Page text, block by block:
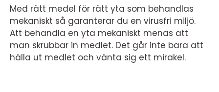
Med rätt medel för rätt yta som behandlas
mekaniskt så garanterar du en virusfri miljö.
Att behandla en yta mekaniskt menas att
man skrubbar in medlet. Det går inte bara att
hälla ut medlet och vänta sig ett mirakel.